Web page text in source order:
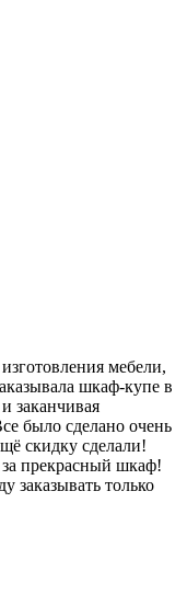
мебели,
шкаф-купе в
заканчивая
было сделано очень
скидку сделали!
за прекрасный шкаф!
заказывать только